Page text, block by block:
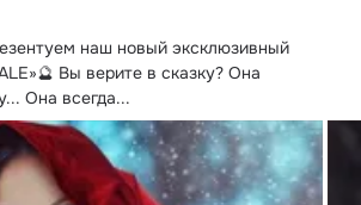
наш новый эксклюзивный
Вы верите в сказку? Она
Она всегда...